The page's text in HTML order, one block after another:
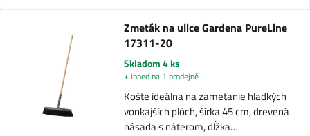
Zmeták na ulice Gardena PureLine
17311-20
Skladom 4 ks
+ ihned na 1 prodejně
Košte ideálna na zametanie hladkých
vonkajších plôch, šírka 45 cm, drevená
násada s náterom, dĺžka…